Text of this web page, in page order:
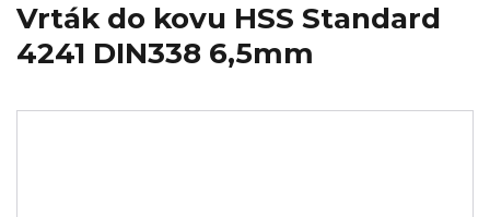
Vrták do kovu HSS Standard
4241 DIN338 6,5mm